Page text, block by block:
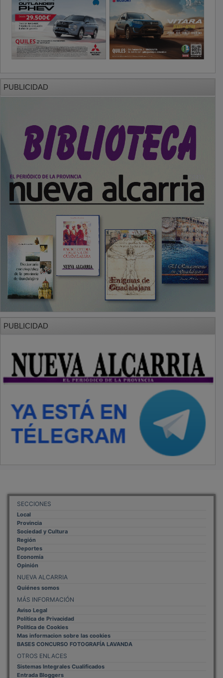
SECCIONES
Local
Provincia
Sociedad y Cultura
Región
Deportes
Economía
Opinión
NUEVA ALCARRIA
Quiénes somos
MÁS INFORMACIÓN
Aviso Legal
Política de Privacidad
Politica de Cookies
Mas informacion sobre las cookies
BASES CONCURSO FOTOGRAFÍA LAVANDA
Sistemas Integrales Cualificados
Entrada Bloggers
Aviso Legal